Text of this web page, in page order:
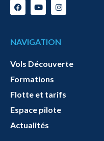
NAVIGATION
Vols Découverte
Formations
Flotte et tarifs
Espace pilote
Actualités